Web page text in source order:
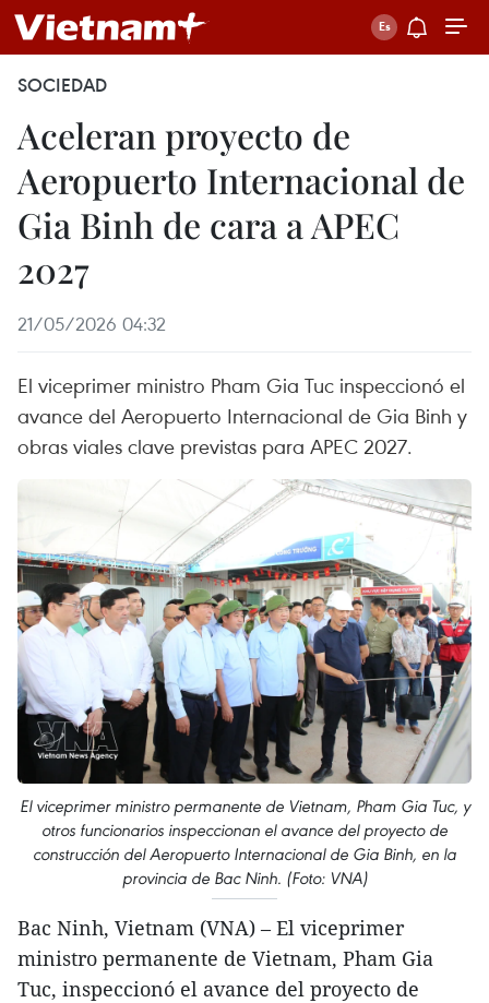
SOCIEDAD
Aceleran proyecto de
Aeropuerto Internacional de
Gia Binh de cara a APEC
2027
21/05/2026 04:32
El viceprimer ministro Pham Gia Tuc inspeccionó el
avance del Aeropuerto Internacional de Gia Binh y
obras viales clave previstas para APEC 2027.
El viceprimer ministro permanente de Vietnam, Pham Gia Tuc, y
otros funcionarios inspeccionan el avance del proyecto de
construcción del Aeropuerto Internacional de Gia Binh, en la
provincia de Bac Ninh. (Foto: VNA)
Bac Ninh, Vietnam (VNA) – El viceprimer
ministro permanente de Vietnam, Pham Gia
Tuc, inspeccionó el avance del proyecto de